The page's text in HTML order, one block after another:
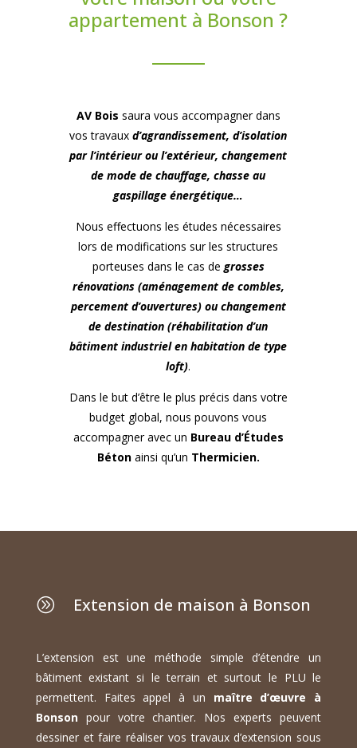
appartement à Bonson ?
AV Bois saura vous accompagner dans
vos travauxd’agrandissement, d’isolation
par l’intérieur ou l’extérieur, changement
de mode de chauffage, chasse au
gaspillage énergétique…
Nous effectuons les études nécessaires
lors de modifications sur les structures
porteuses dans le cas de grosses
rénovations (aménagement de combles,
percement d’ouvertures) ou changement
de destination (réhabilitation d’un
bâtiment industriel en habitation de type
loft).
Dans le but d’être le plus précis dans votre
budget global, nous pouvons vous
accompagner avec un Bureau d’Études
Bétonainsi qu’un Thermicien.
A Extension de maison à Bonson
L’extension est une méthode simple d’étendre un
bâtiment existant si le terrain et surtout le PLU le
permettent. Faites appel à un maître d’œuvre à
Bonsonpour votre chantier. Nos experts peuvent
dessiner et faire réaliser vos travaux d’extension sous